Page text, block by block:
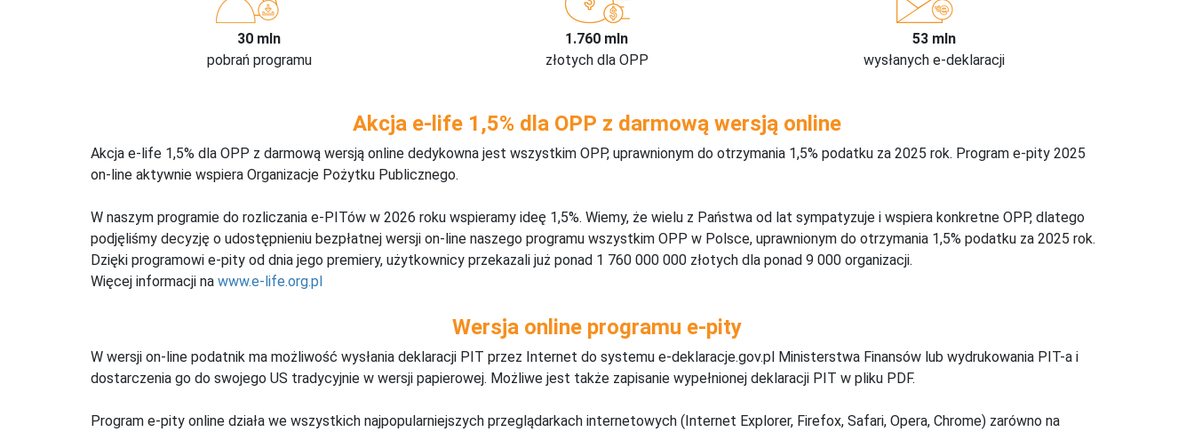
30 mln
pobrań programu
1.760 mln
złotych dla OPP
53 mln
wysłanych e-deklaracji
Akcja e-life 1,5% dla OPP z darmową wersją online
Akcja e-life 1,5% dla OPP z darmową wersją online dedykowna jest wszystkim OPP, uprawnionym do otrzymania 1,5% podatku za 2025 rok. Program e-pity 2025
on-line aktywnie wspiera Organizacje Pożytku Publicznego.
W naszym programie do rozliczania e-PITów w 2026 roku wspieramy ideę 1,5%. Wiemy, że wielu z Państwa od lat sympatyzuje i wspiera konkretne OPP, dlatego
podjęliśmy decyzję o udostępnieniu bezpłatnej wersji on-line naszego programu wszystkim OPP w Polsce, uprawnionym do otrzymania 1,5% podatku za 2025 rok.
Dzięki programowi e-pity od dnia jego premiery, użytkownicy przekazali już ponad 1 760 000 000 złotych dla ponad 9 000 organizacji.
Więcej informacji na www.e-life.org.pl
Wersja online programu e-pity
W wersji on-line podatnik ma możliwość wysłania deklaracji PIT przez Internet do systemu e-deklaracje.gov.pl Ministerstwa Finansów lub wydrukowania PIT-a i
dostarczenia go do swojego US tradycyjnie w wersji papierowej. Możliwe jest także zapisanie wypełnionej deklaracji PIT w pliku PDF.
Program e-pity online działa we wszystkich najpopularniejszych przeglądarkach internetowych (Internet Explorer, Firefox, Safari, Opera, Chrome) zarówno na